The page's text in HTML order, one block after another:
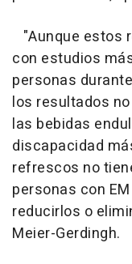
"Aunque estos
con estudios
personas
los resultados
las bebidas
discapacidad
refrescos no
personas con
reducirlos o
Meier-Gerdingh.